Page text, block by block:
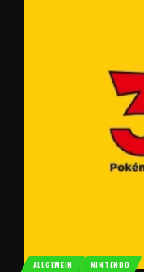
ALLGEMEIN NINTENDO